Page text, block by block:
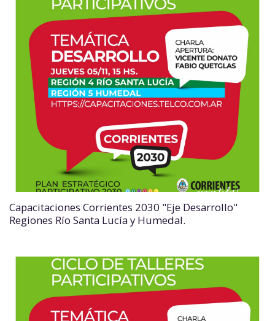
Capacitaciones Corrientes 2030 "Eje Desarrollo"
Regiones Río Santa Lucía y Humedal.